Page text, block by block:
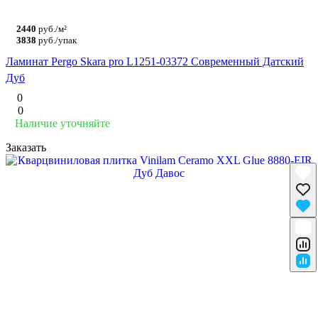
2440 руб./м²
3838 руб./упак
Ламинат Pergo Skara pro L1251-03372 Современный Датский
Дуб
0
0
Наличие уточняйте
Заказать